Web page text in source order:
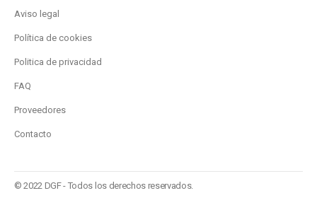
Aviso legal
Política de cookies
Politica de privacidad
FAQ
Proveedores
Contacto
© 2022 DGF - Todos los derechos reservados.